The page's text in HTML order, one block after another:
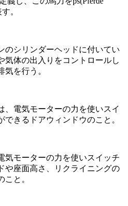
。
のシリンダーヘッドに付いてい
気体の出入りをコントロールし
気を行う。
、電気モーターの力を使いスイ
できるドアウィンドウのこと。
気モーターの力を使いスイッチ
や座面高さ、リクライニングの
と。